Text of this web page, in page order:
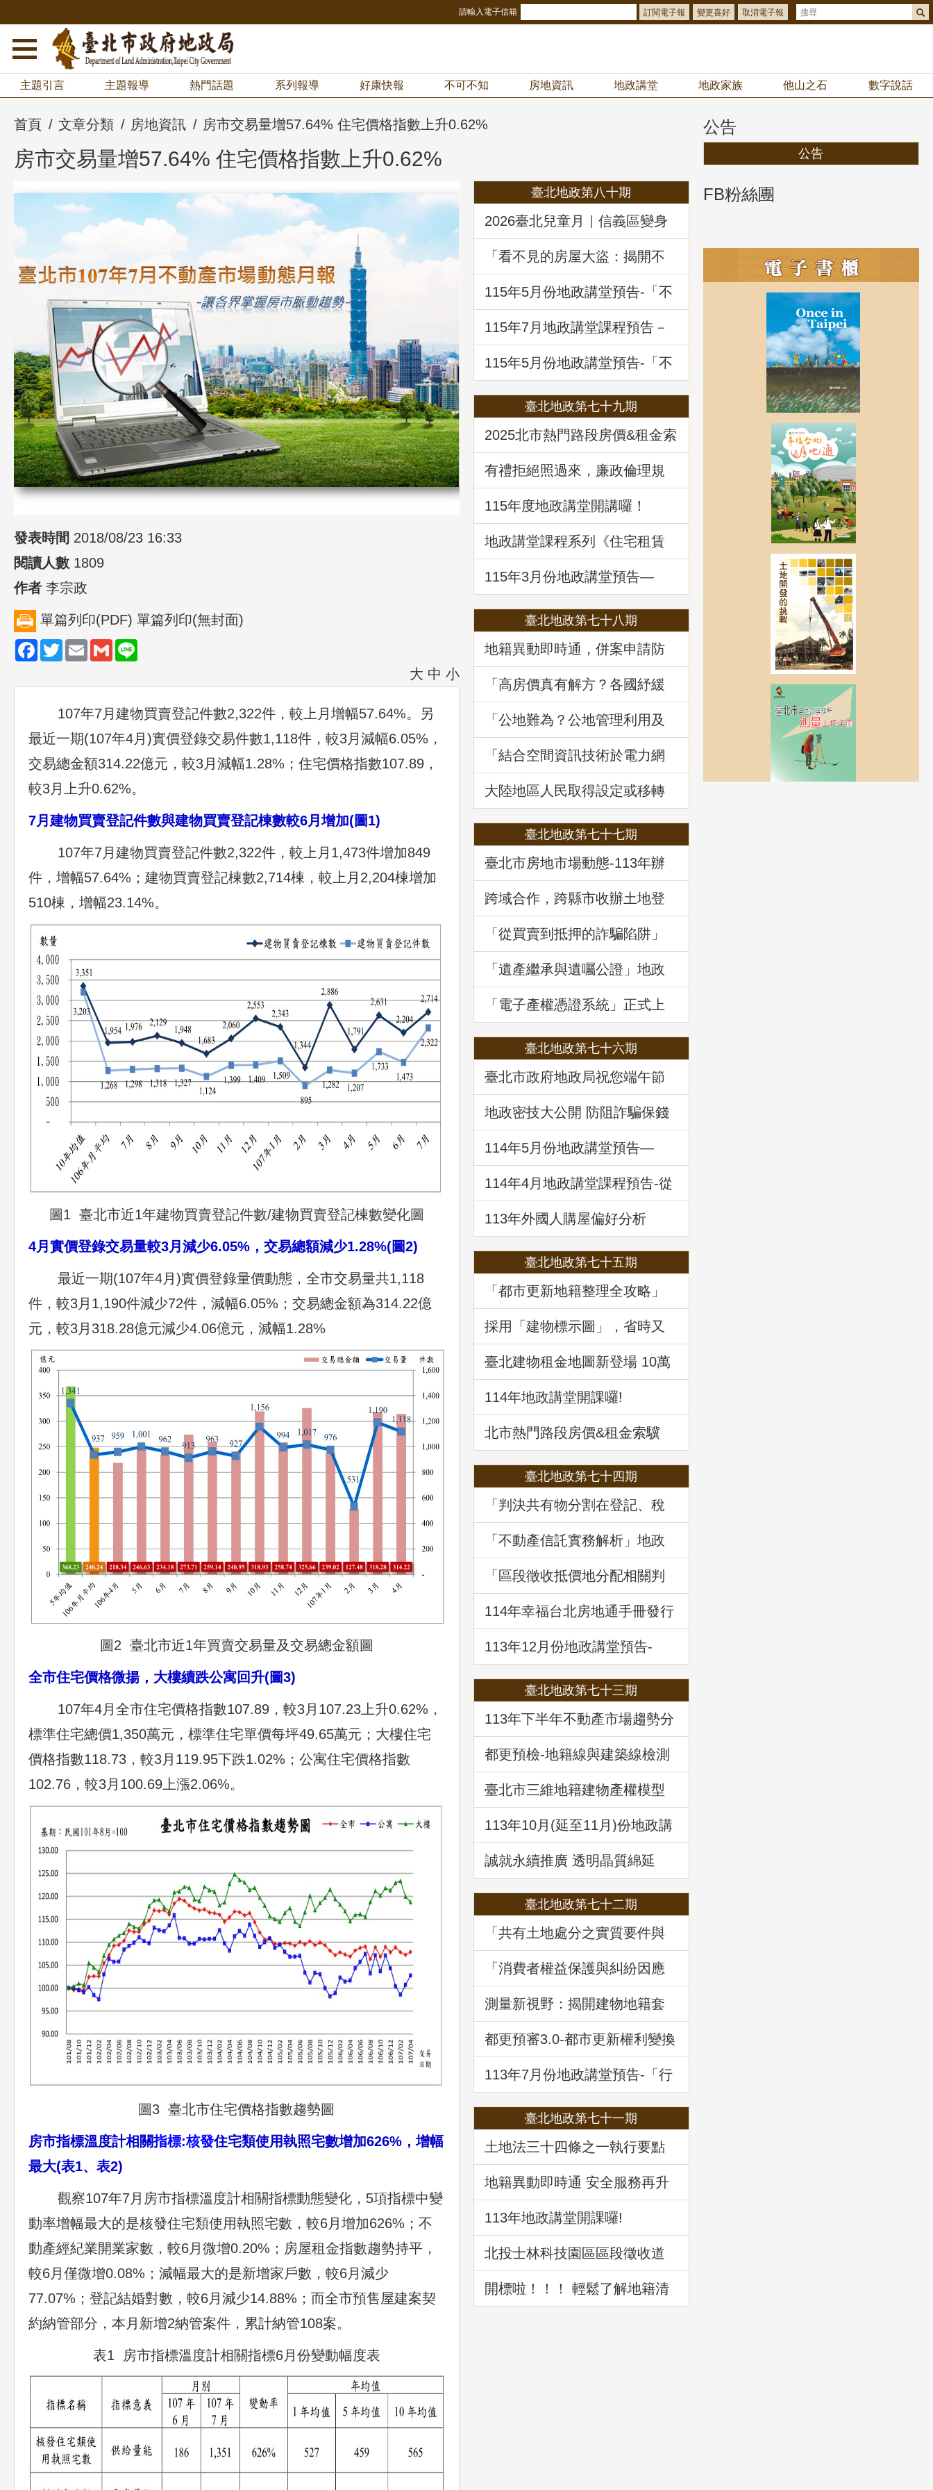
請輸入電子信箱 訂閱電子報 變更喜好 取消電子報
主題引言 主題報導 熱門話題 系列報導 好康快報 不可不知 房地資訊 地政講堂 地政家族 他山之石 數字說話
首頁 文章分類 房地資訊 房市交易量增57.64% 住宅價格指數上升0.62%
房市交易量增57.64% 住宅價格指數上升0.62%
發表時間 2018/08/23 16:33
閱讀人數 1809
作者 李宗政
單篇列印(PDF) 單篇列印(無封面)
Facebook
TwitterEmailGmail
大 中 小
107年7月建物買賣登記件數2,322件，較上月增幅57.64%。另
最近一期(107年4月)實價登錄交易件數1,118件，較3月減幅6.05%，
交易總金額314.22億元，較3月減幅1.28%；住宅價格指數107.89，
較3月上升0.62%。
7月建物買賣登記件數與建物買賣登記棟數較6月增加(圖1)
107年7月建物買賣登記件數2,322件，較上月1,473件增加849
件，增幅57.64%；建物買賣登記棟數2,714棟，較上月2,204棟增加
510棟，增幅23.14%。
圖1 臺北市近1年建物買賣登記件數/建物買賣登記棟數變化圖
4月實價登錄交易量較3月減少6.05%，交易總額減少1.28%(圖2)
最近一期(107年4月)實價登錄量價動態，全市交易量共1,118
件，較3月1,190件減少72件，減幅6.05%；交易總金額為314.22億
元，較3月318.28億元減少4.06億元，減幅1.28%
圖2 臺北市近1年買賣交易量及交易總金額圖
全市住宅價格微揚，大樓續跌公寓回升(圖3)
107年4月全市住宅價格指數107.89，較3月107.23上升0.62%，
標準住宅總價1,350萬元，標準住宅單價每坪49.65萬元；大樓住宅
價格指數118.73，較3月119.95下跌1.02%；公寓住宅價格指數
102.76，較3月100.69上漲2.06%。
圖3 臺北市住宅價格指數趨勢圖
房市指標溫度計相關指標:核發住宅類使用執照宅數增加626%，增幅
最大(表1、表2)
觀察107年7月房市指標溫度計相關指標動態變化，5項指標中變
動率增幅最大的是核發住宅類使用執照宅數，較6月增加626%；不
動產經紀業開業家數，較6月微增0.20%；房屋租金指數趨勢持平，
較6月僅微增0.08%；減幅最大的是新增家戶數，較6月減少
77.07%；登記結婚對數，較6月減少14.88%；而全市預售屋建案契
約納管部分，本月新增2納管案件，累計納管108案。
表1 房市指標溫度計相關指標6月份變動幅度表
臺北地政第八十期
2026臺北兒童月｜信義區變身
冒險樂園！地政局邀你解鎖
《Once in Taipei》拿好禮
「看不見的房屋大盜：揭開不
動產詐騙的五大陰謀」地政講
堂回顧
115年5月份地政講堂預告-「不
動產優先購買權實務暨相關問
題解析」
115年7月地政講堂課程預告－
土地法第三十四條之一多數決
處分共有土地爭議問題解析
115年5月份地政講堂預告-「不
動產市場分析、趨勢展望及政
臺北地政第七十九期
2025北市熱門路段房價&租金索
驥 買租資訊馬上懂
有禮拒絕照過來，廉政倫理規
範報你知
115年度地政講堂開講囉！
地政講堂課程系列《住宅租賃
法規與實務》回顧
115年3⽉份地政講堂預告—
「看不見的房屋大盜：揭開不
臺北地政第七十八期
地籍異動即時通，併案申請防
詐好輕鬆
「高房價真有解方？各國紓緩
居住負擔對策與臺灣房市前景
展望」地政講堂回顧
「公地難為？公地管理利用及
處分實務」地政講堂回顧
「結合空間資訊技術於電力網
韌性及西部海域離岸風力發電
選址風險分析」地政講堂回顧
大陸地區人民取得設定或移轉
不動產物權之許可及管理
臺北地政第七十七期
臺北市房地市場動態-113年辦
公及店面市場
跨域合作，跨縣市收辦土地登
記
「從買賣到抵押的詐騙陷阱」
地政講堂回顧
「遺產繼承與遺囑公證」地政
講堂回顧
「電子產權憑證系統」正式上
線1周年
臺北地政第七十六期
臺北市政府地政局祝您端午節
快樂！
地政密技大公開 防阻詐騙保錢
財
114年5⽉份地政講堂預告—
「都市更新法理與實務」
114年4月地政講堂課程預告-從
日本防災體系看台灣的減災與
建物更新重建
113年外國人購屋偏好分析
臺北地政第七十五期
「都市更新地籍整理全攻略」
地政講堂回顧
採用「建物標示圖」，省時又
省錢
臺北建物租金地圖新登場 10萬
筆資訊一起升級
114年地政講堂開課囉!
北市熱門路段房價&租金索驥
買租資訊蛇麼都有
臺北地政第七十四期
「判決共有物分割在登記、稅
務及估價之爭議問題」地政講
堂回顧
「不動產信託實務解析」地政
講堂回顧
「區段徵收抵價地分配相關判
決見解分析」地政講堂回顧
114年幸福台北房地通手冊發行
囉!歡迎免費索取!
113年12月份地政講堂預告-
「都市更新地籍整理全攻略」
臺北地政第七十三期
113年下半年不動產市場趨勢分
析
都更預檢-地籍線與建築線檢測
作業
臺北市三維地籍建物產權模型
現在進行式
113年10⽉(延至11月)份地政講
堂預告-「不動產信託實務解
析」
誠就永續推廣 透明晶質綿延
臺北地政第七十二期
「共有土地處分之實質要件與
程序要件－以土地法第34條之1
執行要點修正為中心」地政講
堂回顧
「消費者權益保護與糾紛因應
—消費爭議案例分享」地政講
堂回顧
測量新視野：揭開建物地籍套
繪資料的面紗
都更預審3.0-都市更新權利變換
登記預先審查制度
113年7月份地政講堂預告-「行
政救濟案件剖析-以若干土地測
臺北地政第七十一期
土地法三十四條之一執行要點
修正內容解析
地籍異動即時通 安全服務再升
級
113年地政講堂開課囉!
北投士林科技園區區段徵收道
路工程成果介紹
開標啦！！！ 輕鬆了解地籍清
理標售程序
公告
公告
FB粉絲團